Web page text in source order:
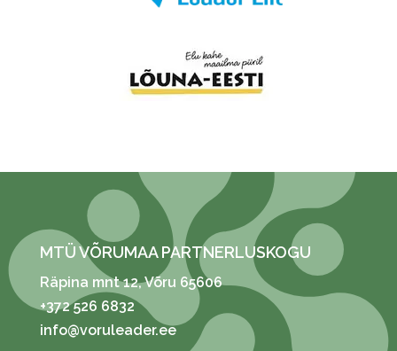
MTÜ VÕRUMAA PARTNERLUSKOGU
Räpina mnt 12, Võru 65606
+372 526 6832
info@voruleader.ee